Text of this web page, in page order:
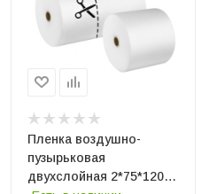
Пленка воздушно-
пузырьковая
двухслойная 2*75*120